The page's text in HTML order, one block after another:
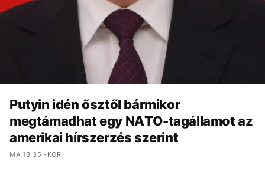
Putyin idén ősztől bármikor
megtámadhat egy NATO-tagállamot az
amerikai hírszerzés szerint
MA 13:35 -KOR